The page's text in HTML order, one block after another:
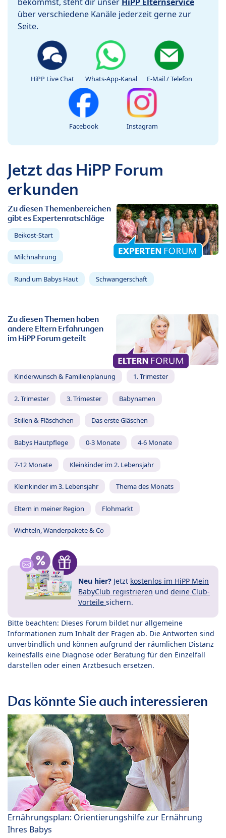
über verschiedene Kanäle jederzeit gerne zur
Seite.
HiPP Live Chat Whats-App-Kanal E-Mail / Telefon
Facebook Instagram
Jetzt das HiPP Forum
erkunden
Zu diesen Themenbereichen
gibt es Expertenratschläge
Beikost-Start
Milchnahrung
Rund um Babys Haut Schwangerschaft
Zu diesen Themen haben
andere Eltern Erfahrungen
im HiPP Forum geteilt
Kinderwunsch & Familienplanung 1. Trimester
2. Trimester 3. Trimester Babynamen
Stillen & Fläschchen Das erste Gläschen
Babys Hautpflege 0-3 Monate 4-6 Monate
7-12 Monate Kleinkinder im 2. Lebensjahr
Kleinkinder im 3. Lebensjahr Thema des Monats
Eltern in meiner Region Flohmarkt
Wichteln, Wanderpakete & Co
Neu hier? Jetzt kostenlos im HiPP Mein
BabyClub registrieren und deine Club-
Vorteile sichern.
Bitte beachten: Dieses Forum bildet nur allgemeine
Informationen zum Inhalt der Fragen ab. Die Antworten sind
unverbindlich und können aufgrund der räumlichen Distanz
keinesfalls eine Diagnose oder Beratung für den Einzelfall
darstellen oder einen Arztbesuch ersetzen.
Das könnte Sie auch interessieren
Ernährungsplan: Orientierungshilfe zur Ernährung
Ihres Babys